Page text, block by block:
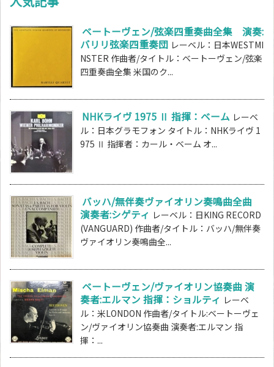
ベートーヴェン/弦楽四重奏曲全集 演奏:
バリリ弦楽四重奏団 レーベル：日本WESTMI
NSTER 作曲者/タイトル：ベートーヴェン/弦楽
四重奏曲全集 米国のク...
NHKライヴ 1975 Ⅱ 指揮：ベーム レーベ
ル：日本グラモフォン タイトル：NHKライヴ 1
975 Ⅱ 指揮者：カール・ベーム オ...
バッハ/無伴奏ヴァイオリン奏鳴曲全曲
演奏者:シゲティ レーベル：日KING RECORD
(VANGUARD) 作曲者/タイトル：バッハ/無伴奏
ヴァイオリン奏鳴曲全...
ベートーヴェン/ヴァイオリン協奏曲 演
奏者:エルマン 指揮：ショルティ レーベ
ル：米LONDON 作曲者/タイトル:ベートーヴェ
ン/ヴァイオリン協奏曲 演奏者:エルマン 指
揮：...